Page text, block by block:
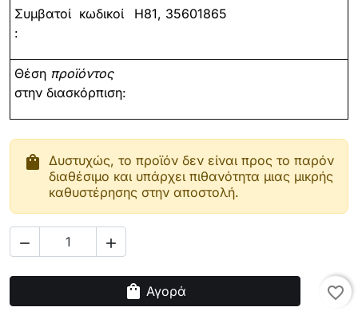
Συμβατοί κωδικοί
:
H81, 35601865
Θέση προϊόντος
στην διασκόρπιση:
shopping_bag Δυστυχώς, το προϊόν δεν είναι προς το παρόν
διαθέσιμο και υπάρχει πιθανότητα μιας μικρής
καθυστέρησης στην αποστολή.
 
shopping_bag Αγορά favorite_border